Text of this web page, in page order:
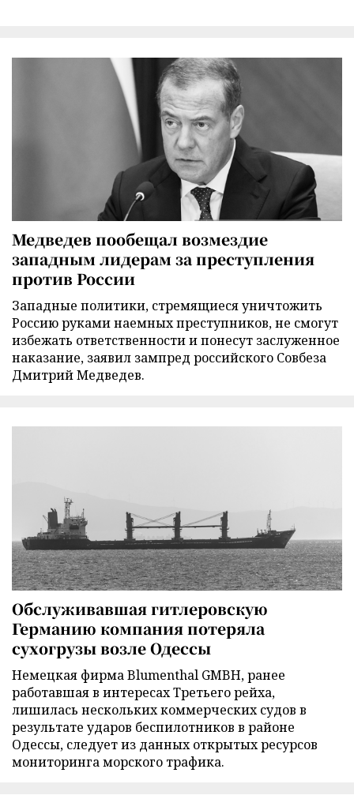
Медведев пообещал возмездие
западным лидерам за преступления
против России
Западные политики, стремящиеся уничтожить
Россию руками наемных преступников, не смогут
избежать ответственности и понесут заслуженное
наказание, заявил зампред российского Совбеза
Дмитрий Медведев.
Обслуживавшая гитлеровскую
Германию компания потеряла
сухогрузы возле Одессы
Немецкая фирма Blumenthal GMBH, ранее
работавшая в интересах Третьего рейха,
лишилась нескольких коммерческих судов в
результате ударов беспилотников в районе
Одессы, следует из данных открытых ресурсов
мониторинга морского трафика.